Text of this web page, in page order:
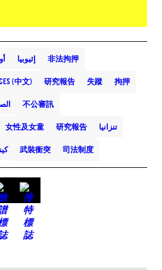
إثيوبيا 非法拘押
(中文) 研究報告 失蹤 拘押
不公審訊
女性及女童 研究報告 تنزانيا
武裝衝突 司法制度